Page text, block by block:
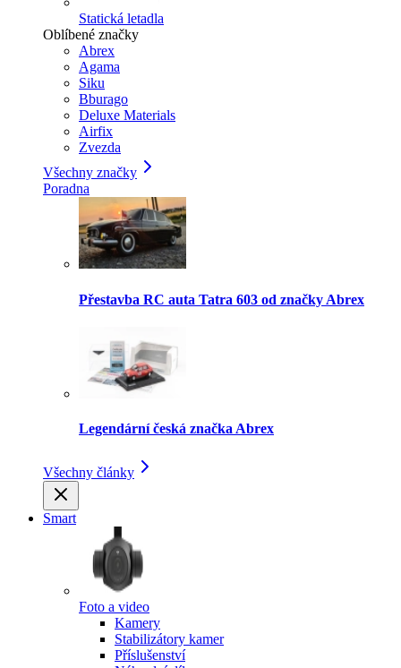
Statická letadla
Oblíbené značky
Abrex
Agama
Siku
Bburago
Deluxe Materials
Airfix
Zvezda
Všechny značky
Poradna
Přestavba RC auta Tatra 603 od značky Abrex
Legendární česká značka Abrex
Všechny články
Smart
Foto a video
Kamery
Stabilizátory kamer
Příslušenství